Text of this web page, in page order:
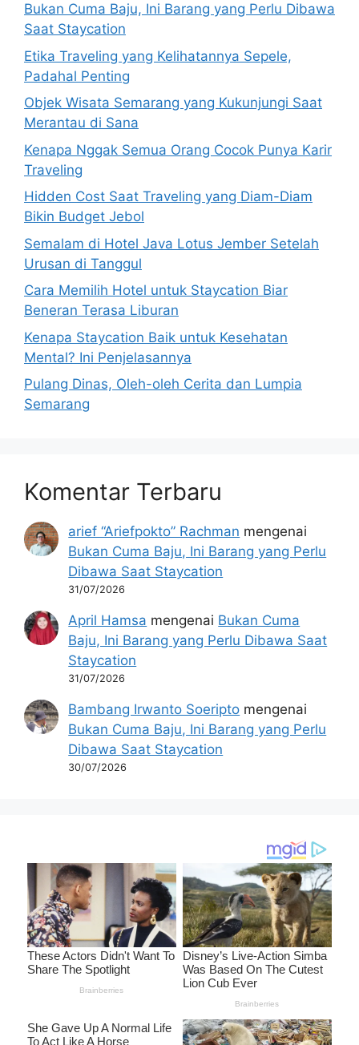
Bukan Cuma Baju, Ini Barang yang Perlu Dibawa
Saat Staycation
Etika Traveling yang Kelihatannya Sepele,
Padahal Penting
Objek Wisata Semarang yang Kukunjungi Saat
Merantau di Sana
Kenapa Nggak Semua Orang Cocok Punya Karir
Traveling
Hidden Cost Saat Traveling yang Diam-Diam
Bikin Budget Jebol
Semalam di Hotel Java Lotus Jember Setelah
Urusan di Tanggul
Cara Memilih Hotel untuk Staycation Biar
Beneran Terasa Liburan
Kenapa Staycation Baik untuk Kesehatan
Mental? Ini Penjelasannya
Pulang Dinas, Oleh-oleh Cerita dan Lumpia
Semarang
Komentar Terbaru
arief “Ariefpokto” Rachman mengenai
Bukan Cuma Baju, Ini Barang yang Perlu
Dibawa Saat Staycation
31/07/2026
April Hamsa mengenai Bukan Cuma
Baju, Ini Barang yang Perlu Dibawa Saat
Staycation
31/07/2026
Bambang Irwanto Soeripto mengenai
Bukan Cuma Baju, Ini Barang yang Perlu
Dibawa Saat Staycation
30/07/2026